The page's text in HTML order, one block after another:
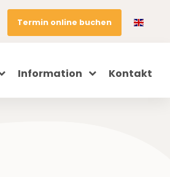
Termin online buchen
Information Kontakt